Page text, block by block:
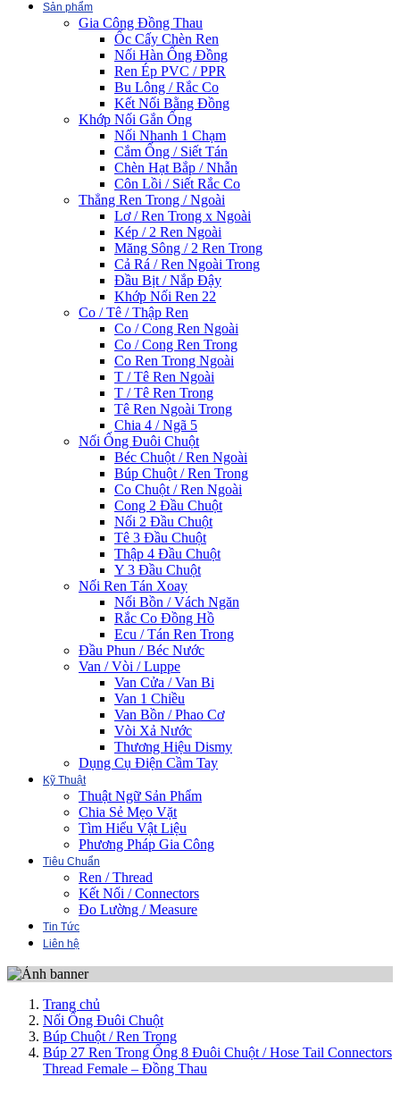
Sản phẩm
Gia Công Đồng Thau
Ốc Cấy Chèn Ren
Nối Hàn Ống Đồng
Ren Ép PVC / PPR
Bu Lông / Rắc Co
Kết Nối Bằng Đồng
Khớp Nối Gắn Ống
Nối Nhanh 1 Chạm
Cắm Ống / Siết Tán
Chèn Hạt Bắp / Nhẫn
Côn Lồi / Siết Rắc Co
Thẳng Ren Trong / Ngoài
Lơ / Ren Trong x Ngoài
Kép / 2 Ren Ngoài
Măng Sông / 2 Ren Trong
Cả Rá / Ren Ngoài Trong
Đầu Bịt / Nắp Đậy
Khớp Nối Ren 22
Co / Tê / Thập Ren
Co / Cong Ren Ngoài
Co / Cong Ren Trong
Co Ren Trong Ngoài
T / Tê Ren Ngoài
T / Tê Ren Trong
Tê Ren Ngoài Trong
Chia 4 / Ngã 5
Nối Ống Đuôi Chuột
Béc Chuột / Ren Ngoài
Búp Chuột / Ren Trong
Co Chuột / Ren Ngoài
Cong 2 Đầu Chuột
Nối 2 Đầu Chuột
Tê 3 Đầu Chuột
Thập 4 Đầu Chuột
Y 3 Đầu Chuột
Nối Ren Tán Xoay
Nối Bồn / Vách Ngăn
Rắc Co Đồng Hồ
Ecu / Tán Ren Trong
Đầu Phun / Béc Nước
Van / Vòi / Luppe
Van Cửa / Van Bi
Van 1 Chiều
Van Bồn / Phao Cơ
Vòi Xả Nước
Thương Hiệu Dismy
Dụng Cụ Điện Cầm Tay
Kỹ Thuật
Thuật Ngữ Sản Phẩm
Chia Sẻ Mẹo Vặt
Tìm Hiểu Vật Liệu
Phương Pháp Gia Công
Tiêu Chuẩn
Ren / Thread
Kết Nối / Connectors
Đo Lường / Measure
Tin Tức
Liên hệ
Trang chủ
Nối Ống Đuôi Chuột
Búp Chuột / Ren Trong
Búp 27 Ren Trong Ống 8 Đuôi Chuột / Hose Tail Connectors
Thread Female – Đồng Thau